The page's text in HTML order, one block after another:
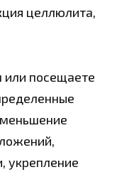
целлюлита,
или посещаете
укрепление